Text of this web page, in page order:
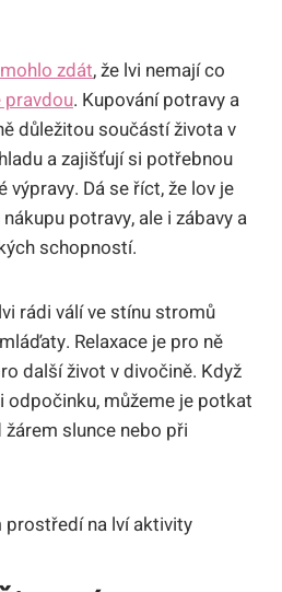
zdát, že lvi nemají co
pravdou. Kupování potravy a
důležitou součástí života v
a zajišťují si potřebnou
Dá se říct, že lov je
potravy, ale i zábavy a
schopností.
rádi válí ve stínu stromů
Relaxace je pro ně
další život v divočině. Když
odpočinku, můžeme je potkat
slunce nebo při